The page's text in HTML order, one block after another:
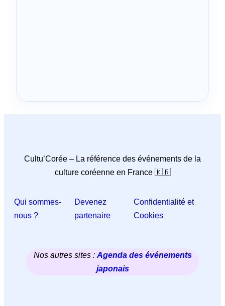
Cultu’Corée – La référence des événements de la
culture coréenne en France 🇰🇷
Qui sommes-
nous ?
Devenez
partenaire
Confidentialité et
Cookies
Nos autres sites : Agenda des événements
japonais